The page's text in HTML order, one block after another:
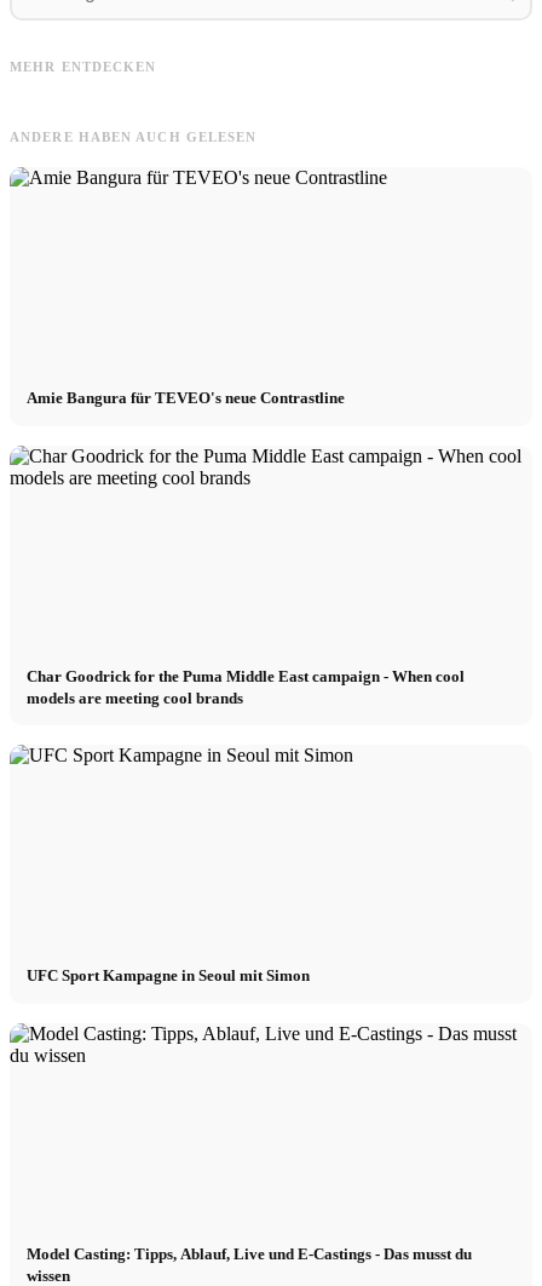
MEHR ENTDECKEN
kurze Haare & Tipps
ANDERE HABEN AUCH GELESEN
Amie Bangura für TEVEO's neue Contrastline
Char Goodrick for the Puma Middle East campaign - When cool
models are meeting cool brands
UFC Sport Kampagne in Seoul mit Simon
Model Casting: Tipps, Ablauf, Live und E-Castings - Das musst du
wissen